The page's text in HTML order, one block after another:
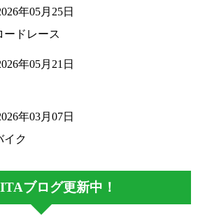
年05月25日
ードレース
年05月21日
年03月07日
ク
ブログ更新中！